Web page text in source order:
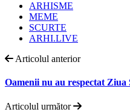
ARHISME
MEME
SCURTE
ARHI.LIVE
Articolul anterior
Oamenii nu au respectat
Articolul următor